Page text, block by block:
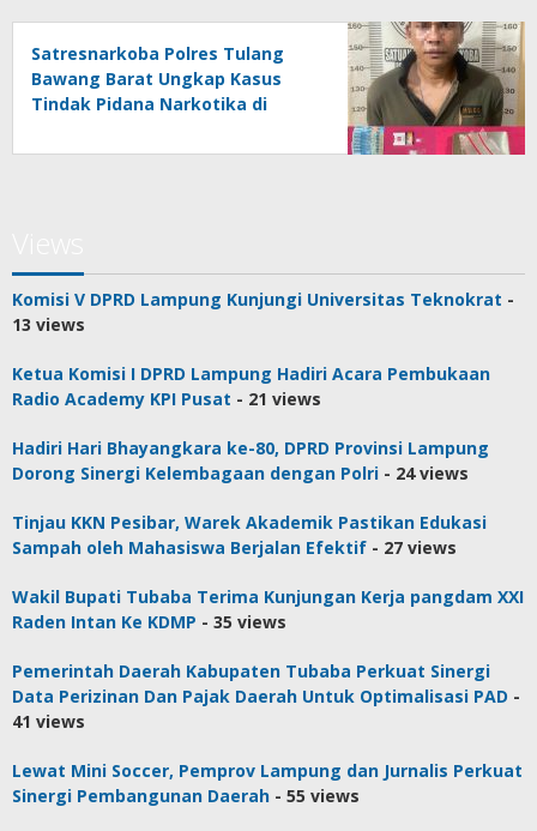
Satresnarkoba Polres Tulang
Bawang Barat Ungkap Kasus
Tindak Pidana Narkotika di
Komisi V DPRD Lampung Kunjungi Universitas Teknokrat -
13 views
Ketua Komisi I DPRD Lampung Hadiri Acara Pembukaan
Radio Academy KPI Pusat - 21 views
Hadiri Hari Bhayangkara ke-80, DPRD Provinsi Lampung
Dorong Sinergi Kelembagaan dengan Polri - 24 views
Tinjau KKN Pesibar, Warek Akademik Pastikan Edukasi
Sampah oleh Mahasiswa Berjalan Efektif - 27 views
Wakil Bupati Tubaba Terima Kunjungan Kerja pangdam XXI
Raden Intan Ke KDMP - 35 views
Pemerintah Daerah Kabupaten Tubaba Perkuat Sinergi
Data Perizinan Dan Pajak Daerah Untuk Optimalisasi PAD -
41 views
Lewat Mini Soccer, Pemprov Lampung dan Jurnalis Perkuat
Sinergi Pembangunan Daerah - 55 views